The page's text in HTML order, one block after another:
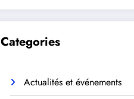
Categories
Actualités et événements